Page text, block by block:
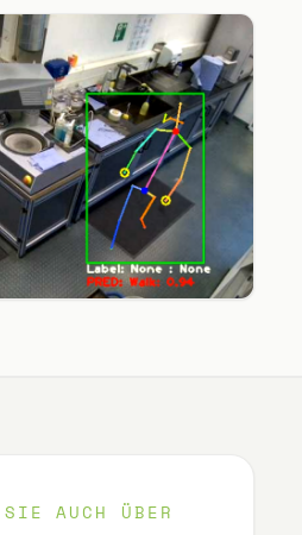
AUCH ÜBER